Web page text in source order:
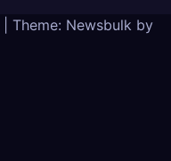
Theme: Newsbulk by